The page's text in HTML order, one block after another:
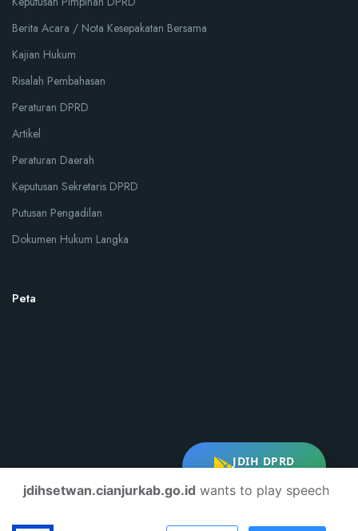
JDIH DPRD
Berita Acara / Nota Kesepakatan Bersama
Kajian Hukum
Risalah Pembahasan
Peraturan DPRD
Artikel
Peraturan Daerah
Keputusan Sekretaris DPRD
Putusan Pengadilan
Dokumen Hukum Langka
Peta
jdihsetwan.cianjurkab.go.id wants to play speech